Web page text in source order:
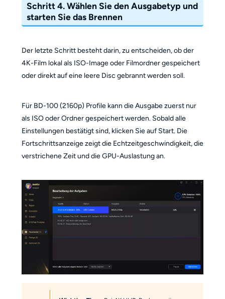
Schritt 4. Wählen Sie den Ausgabetyp und
starten Sie das Brennen
Der letzte Schritt besteht darin, zu entscheiden, ob der
4K-Film lokal als ISO-Image oder Filmordner gespeichert
oder direkt auf eine leere Disc gebrannt werden soll.
Für BD-100 (2160p) Profile kann die Ausgabe zuerst nur
als ISO oder Ordner gespeichert werden. Sobald alle
Einstellungen bestätigt sind, klicken Sie auf Start. Die
Fortschrittsanzeige zeigt die Echtzeitgeschwindigkeit, die
verstrichene Zeit und die GPU-Auslastung an.